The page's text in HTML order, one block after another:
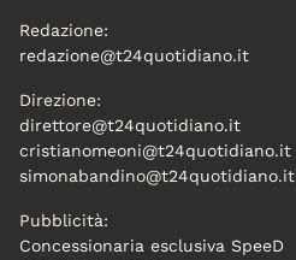
Redazione:
redazione@t24quotidiano.it
Direzione:
direttore@t24quotidiano.it
cristianomeoni@t24quotidiano.it
simonabandino@t24quotidiano.it
Pubblicità:
Concessionaria esclusiva SpeeD